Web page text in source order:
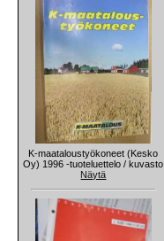
K-maataloustyökoneet (Kesko
Oy) 1996 -tuoteluettelo / kuvasto
Näytä